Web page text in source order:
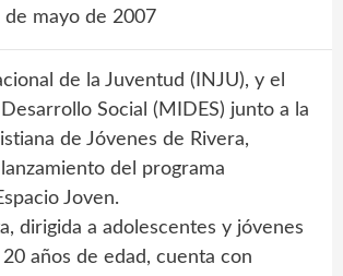
de mayo de 2007
de la Juventud (INJU), y el
Social (MIDES) junto a la
de Jóvenes de Rivera,
del programa
Joven.
dirigida a adolescentes y jóvenes
años de edad, cuenta con